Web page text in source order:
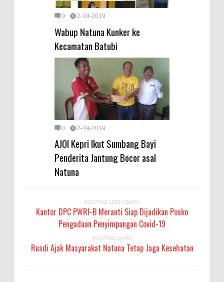
0 2-19-2019
Wabup Natuna Kunker ke
Kecamatan Batubi
0 2-19-2019
AJOI Kepri Ikut Sumbang Bayi
Penderita Jantung Bocor asal
Natuna
POSTING LEBIH BARU
Kantor DPC PWRI-B Meranti Siap Dijadikan Posko
Pengaduan Penyimpangan Covid-19
POSTING LAMA
Rusdi Ajak Masyarakat Natuna Tetap Jaga Kesehatan